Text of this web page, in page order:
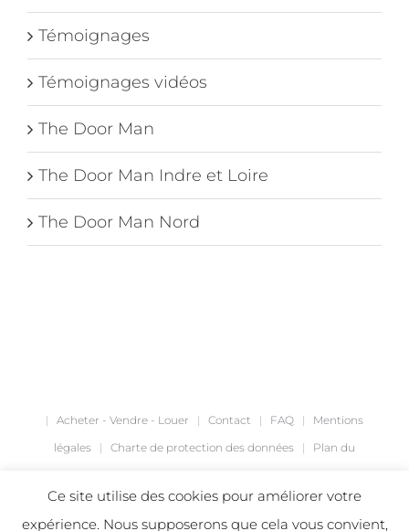
Témoignages
Témoignages vidéos
The Door Man
The Door Man Indre et Loire
The Door Man Nord
| Acheter - Vendre - Louer | Contact | FAQ | Mentions
légales | Charte de protection des données | Plan du
Ce site utilise des cookies pour améliorer votre
expérience. Nous supposerons que cela vous convient,